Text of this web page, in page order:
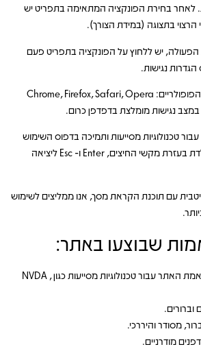
לאחר בחירת הפונקציה המתאימה בתפריט יש
הרצוי בתצוגה (במידת הצורך).
הפעולה, יש ללחוץ על הפונקציה בתפריט פעם
נגישות.
התוכנה פועלת בדפדפנים הפופולריים: Chrome, Firefox, Safari, Opera
נגישות מומלצת בדפדפן כרום.
טכנולוגיות מסייעות ותמיכה בדפוס השימוש
המקובל להפעלה עם מקלדת בעזרת מקשי החיצים, Enter ו- Esc ליציאה
עם תוכנת הקראת מסך, אנו ממליצים לשימוש
שבוצעו באתר:
התאמה לקורא מסך – התאמת האתר עבור טכנולוגיות מסייעות כגון NVDA ,
וברורים.
מסודר והיררכי.
מודרניים.